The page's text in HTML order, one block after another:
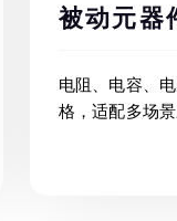
被动元器
电阻、电容、
格，适配多场